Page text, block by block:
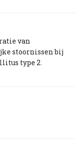
van
stoornissen bij
type 2.